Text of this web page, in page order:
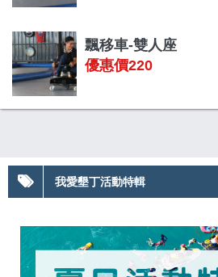
飄移車-雙人座
優惠價220
我愛墾丁活動特輯